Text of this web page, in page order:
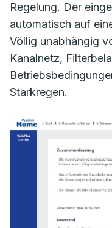
Regelung. Der
automatisch auf
Völlig unabhängig
Kanalnetz,
Starkregen.